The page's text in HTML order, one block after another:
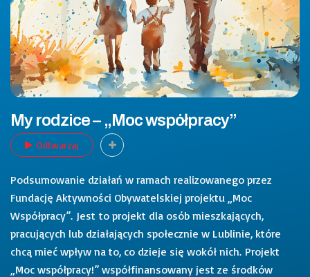
My rodzice – „Moc współpracy”
Odtwarzaj
Podsumowanie działań w ramach realizowanego przez
Fundację Aktywności Obywatelskiej projektu „Moc
Współpracy”. Jest to projekt dla osób mieszkających,
pracujących lub działających społecznie w Lublinie, które
chcą mieć wpływ na to, co dzieje się wokół nich. Projekt
„Moc współpracy!” współfinansowany jest ze środków